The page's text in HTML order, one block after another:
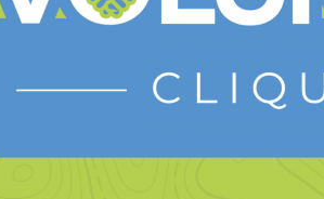
corrente de solidariedade por
a resposta emergencial e
de suas vidas.
desta